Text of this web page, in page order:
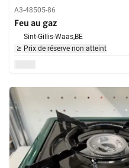
A3-48505-86
Feu au gaz
Sint-Gillis-Waas,BE
Prix de réserve non atteint